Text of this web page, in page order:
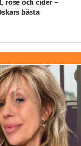
rosé och cider –
bästa